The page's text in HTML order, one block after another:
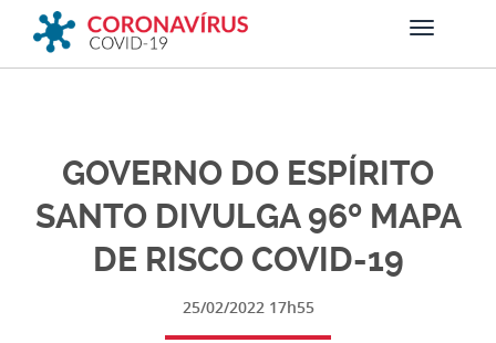
GOVERNO DO ESPÍRITO
SANTO DIVULGA 96º MAPA
DE RISCO COVID-19
25/02/2022 17h55